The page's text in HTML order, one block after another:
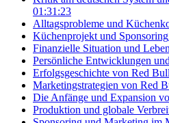
01:31:23
Alltagsprobleme und
Küchenprojekt und Sponsoring
Finanzielle Situation und
Persönliche Entwicklungen
Erfolgsgeschichte von Red Bull
Marketingstrategien von Red
Die Anfänge und Expansion
Produktion und globale